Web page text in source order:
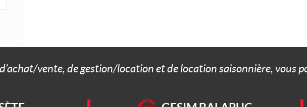
vente, de gestion/location et de location saisonnière, vous